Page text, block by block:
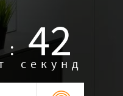
: 41
секунд